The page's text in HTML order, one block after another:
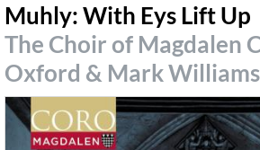
Muhly: With Eys Lift Up
The Choir of Magdalen
Oxford & Mark Williams